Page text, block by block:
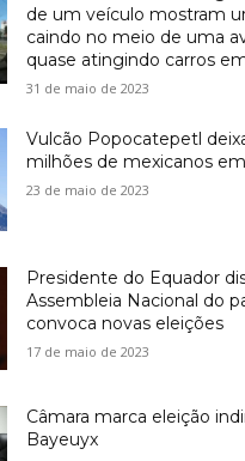
de um veículo mostram
caindo no meio de uma
quase atingindo carros
31 de maio de 2023
Vulcão Popocatepetl
milhões de mexicanos
23 de maio de 2023
Presidente do Equador
Assembleia Nacional do
convoca novas eleições
17 de maio de 2023
Câmara marca eleição
Bayeuyx